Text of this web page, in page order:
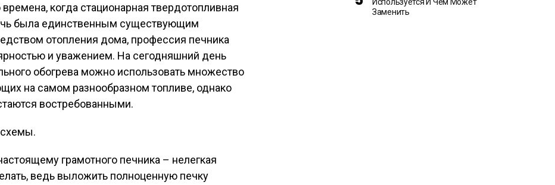
времена, когда стационарная твердотопливная
была единственным существующим
отопления дома, профессия печника
и уважением. На сегодняшний день
обогрева можно использовать множество
на самом разнообразном топливе, однако
востребованными.
грамотного печника – нелегкая
ведь выложить полноценную печку
Заменить